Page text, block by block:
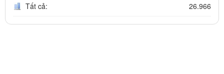
Tất cả: 26.966